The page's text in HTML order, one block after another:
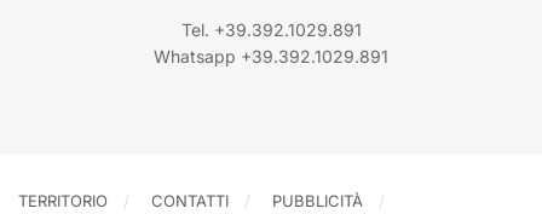
Tel. +39.392.1029.891
Whatsapp +39.392.1029.891
TERRITORIO CONTATTI PUBBLICITÀ